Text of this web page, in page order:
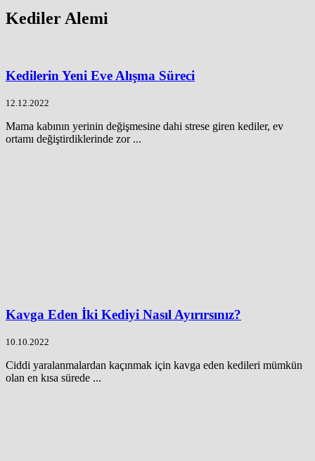
Kediler Alemi
Kedilerin Yeni Eve Alışma Süreci
12.12.2022
Mama kabının yerinin değişmesine dahi strese giren kediler, ev
ortamı değiştirdiklerinde zor ...
Kavga Eden İki Kediyi Nasıl Ayırırsınız?
10.10.2022
Ciddi yaralanmalardan kaçınmak için kavga eden kedileri mümkün
olan en kısa sürede ...